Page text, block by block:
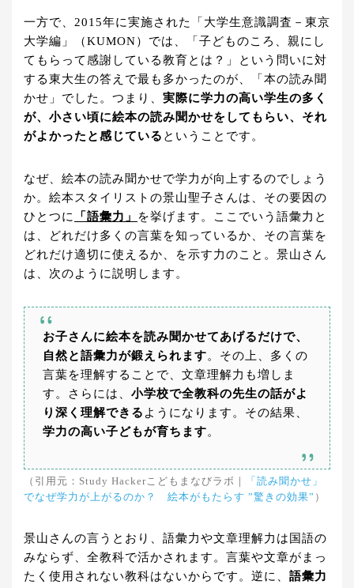
一方で、2015年に実施された「大学生意識調査－東京
大学編」（KUMON）では、「子どものころ、親にし
てもらって感謝している教育とは？」という問いに対
する東大生の答えで最も多かったのが、「本の読み聞
かせ」でした。つまり、 実際に学力の高い学生の多く
が、小さい頃に絵本の読み聞かせをしてもらい、それ
がよかったと感じている ということです。
なぜ、絵本の読み聞かせで学力が向上するのでしょう
か。絵本スタイリストの景山聖子さんは、その要因の
ひとつに
「語彙力」
を挙げます。ここでいう語彙力と
は、どれだけ多くの言葉を知っているか、その言葉を
どれだけ適切に使えるか、を示す力のこと。景山さん
は、次のように説明します。
お子さんに絵本を読み聞かせてあげるだけで、
自然と語彙力が鍛えられます。その上、多くの
言葉を理解することで、文章理解力も増しま
す。さらには、 小学校で全教科の先生の話がよ
り深く理解できる ようになります。その結果、
学力の高い子どもが育ちます。
（引用元：Study Hackerこどもまなびラボ｜
「読み聞かせ」
でなぜ学力が上がるのか？ 絵本がもたらす ”驚きの効果” ）
景山さんの言うとおり、語彙力や文章理解力は国語の
みならず、全教科で活かされます。言葉や文章がまっ
たく使用されない教科はないからです。逆に、 語彙力